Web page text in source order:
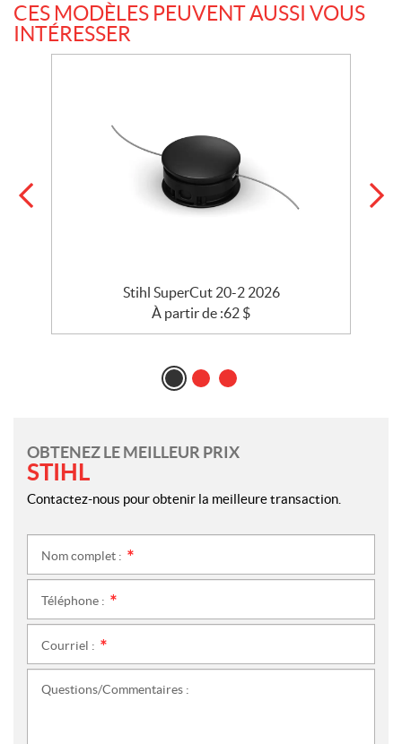
CES MODÈLES PEUVENT AUSSI VOUS
INTÉRESSER
Stihl SuperCut 20-2 2026
À partir de :62 $
OBTENEZ LE MEILLEUR PRIX
STIHL
Contactez-nous pour obtenir la meilleure transaction.
Nom complet :
Téléphone :
Courriel :
Questions/Commentaires :